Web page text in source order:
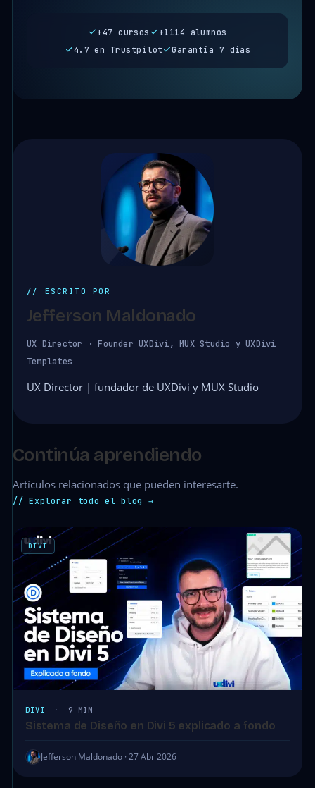
+47 cursos
+1114 alumnos
4.7 en Trustpilot
Garantía 7 días
// ESCRITO POR
Jefferson Maldonado
UX Director · Founder UXDivi, MUX Studio y UXDivi
Templates
UX Director | fundador de UXDivi y MUX Studio
Continúa aprendiendo
Artículos relacionados que pueden interesarte.
// Explorar todo el blog →
DIVI
DIVI · 9 MIN
Sistema de Diseño en Divi 5 explicado a fondo
Jefferson Maldonado · 27 Abr 2026